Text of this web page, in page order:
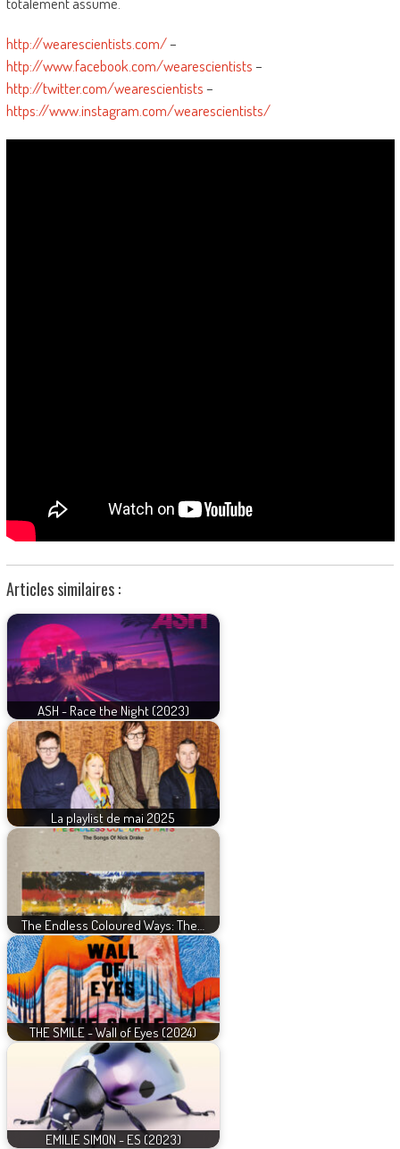
http://wearescientists.com/–
http://www.facebook.com/wearescientists–
http://twitter.com/wearescientists–
https://www.instagram.com/wearescientists/
Articles similaires :
ASH - Race the Night (2023)
La playlist de mai 2025
The Endless Coloured Ways: The…
THE SMILE - Wall of Eyes (2024)
EMILIE SIMON - ES (2023)